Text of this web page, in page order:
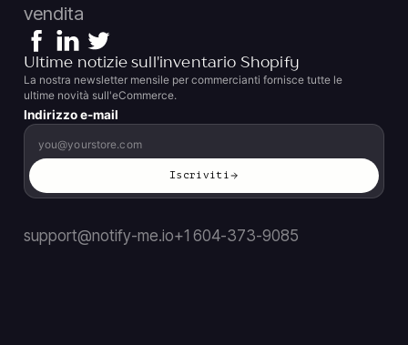
vendita
Ultime notizie sull'inventario Shopify
La nostra newsletter mensile per commercianti fornisce tutte le
ultime novità sull'eCommerce.
Indirizzo e-mail
Iscriviti
support@notify-me.io+1 604-373-9085